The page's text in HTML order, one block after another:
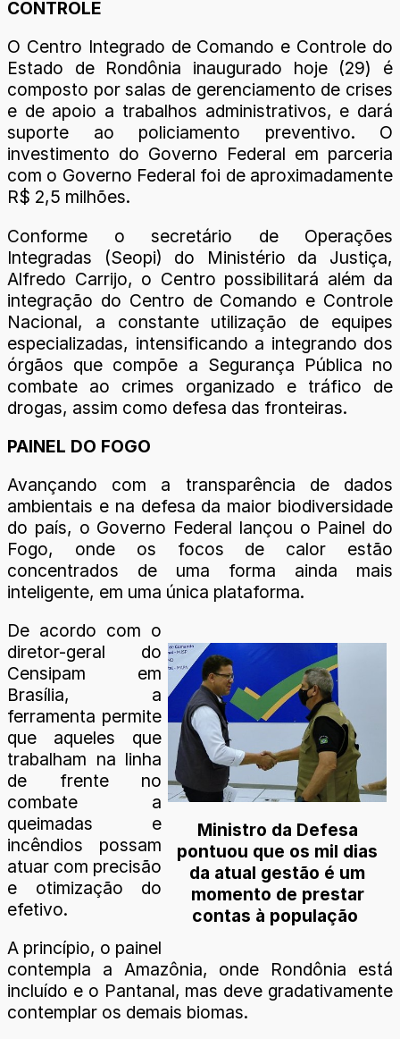
CONTROLE
O Centro Integrado de Comando e Controle do
Estado de Rondônia inaugurado hoje (29) é
composto por salas de gerenciamento de crises
e de apoio a trabalhos administrativos, e dará
suporte ao policiamento preventivo. O
investimento do Governo Federal em parceria
com o Governo Federal foi de aproximadamente
R$ 2,5 milhões.
Conforme o secretário de Operações
Integradas (Seopi) do Ministério da Justiça,
Alfredo Carrijo, o Centro possibilitará além da
integração do Centro de Comando e Controle
Nacional, a constante utilização de equipes
especializadas, intensificando a integrando dos
órgãos que compõe a Segurança Pública no
combate ao crimes organizado e tráfico de
drogas, assim como defesa das fronteiras.
PAINEL DO FOGO
Avançando com a transparência de dados
ambientais e na defesa da maior biodiversidade
do país, o Governo Federal lançou o Painel do
Fogo, onde os focos de calor estão
concentrados de uma forma ainda mais
inteligente, em uma única plataforma.
Ministro da Defesa
pontuou que os mil dias
da atual gestão é um
momento de prestar
contas à população
De acordo com o
diretor-geral do
Censipam em
Brasília, a
ferramenta permite
que aqueles que
trabalham na linha
de frente no
combate a
queimadas e
incêndios possam
atuar com precisão
e otimização do
efetivo.
A princípio, o painel
contempla a Amazônia, onde Rondônia está
incluído e o Pantanal, mas deve gradativamente
contemplar os demais biomas.